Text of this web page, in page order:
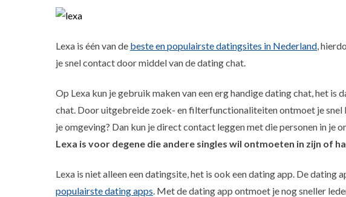
Lexa is één van de beste en populairste datingsites in Nederland,
je snel contact door middel van de dating chat.
Op Lexa kun je gebruik maken van een erg handige dating chat, het
chat. Door uitgebreide zoek- en filterfunctionaliteiten ontmoet je snel
je omgeving? Dan kun je direct contact leggen met die personen in je
Lexa is voor degene die andere singles wil ontmoeten in zijn of
Lexa is niet alleen een datingsite, het is ook een dating app. De dating
populairste dating apps. Met de dating app ontmoet je nog sneller